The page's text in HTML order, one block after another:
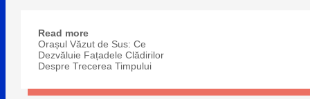
Read more
Orașul Văzut de Sus: Ce
Dezvăluie Fațadele Clădirilor
Despre Trecerea Timpului